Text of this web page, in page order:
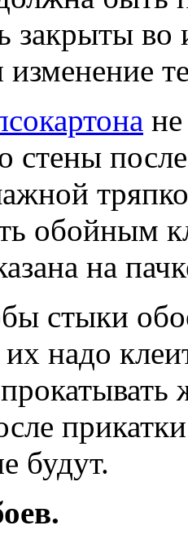
во
изменение
стены
обойным
на
стыки
надо
будут.